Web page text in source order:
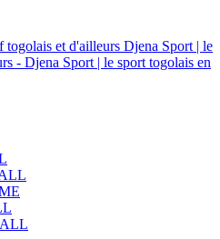
Djena Sport | le
- Djena Sport | le sport togolais en